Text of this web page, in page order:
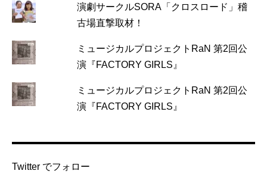
演劇サークルSORA「クロスロード」稽
古場直撃取材！
ミュージカルプロジェクトRaN 第2回公
演『FACTORY GIRLS』
ミュージカルプロジェクトRaN 第2回公
演『FACTORY GIRLS』
Twitter でフォロー